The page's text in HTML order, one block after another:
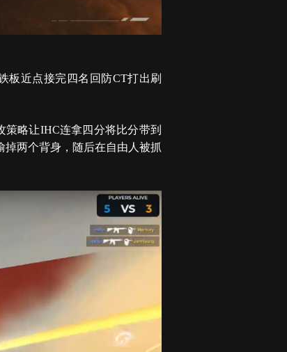
板近点接完四名回防CT打出刷
略让IHC连拿四分将比分带到
掉两个背身，随后在自由人被抓